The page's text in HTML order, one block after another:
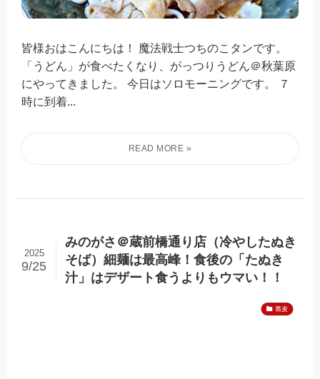
皆様おはこんにちは！ 魔法戦士つちのこタンです。
「うどん」が食べたくなり、がっつりうどん＠秋葉原
にやってきました。 今日はソロモーニングです。 ７
時に到着...
みのがさ＠蔵前橋通り店（冷やしたぬき
そば）細麺は最高峰！食後の「たぬき
汁」はデザート食うよりもウマい！！
2025
9/25
蕎麦